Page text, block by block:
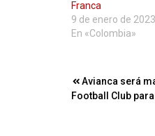
Franca
9 de enero de 2023
En «Colombia»
de
Avianca será
Football Club